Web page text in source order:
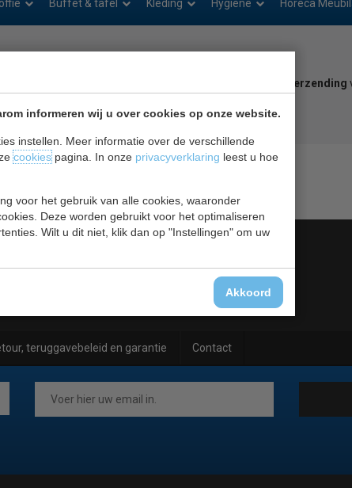
informeren wij u over cookies op onze website.
instellen. Meer informatie over de verschillende
cookiespagina. In onze privacyverklaring leest u hoe
voor het gebruik van alle cookies, waaronder
Deze worden gebruikt voor het optimaliseren
Wilt u dit niet, klik dan op "Instellingen" om uw
Akkoord
Buffet & tafel Kleding Hygiene Horeca
Gratis verzending
teruggavebeleid en garantie Contact